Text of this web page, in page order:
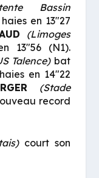
Bassin
en 13″27
(Limoges
13″56 (N1).
Talence)bat
en 14″22
(Stade
record
court son